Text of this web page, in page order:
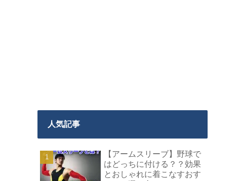
人気記事
【アームスリーブ】野球で
はどっちに付ける？？効果
とおしゃれに着こなすおす